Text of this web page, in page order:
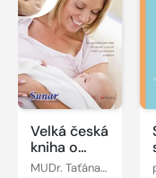
Velká česká
kniha o
matce a
MUDr. Taťána Hanáková